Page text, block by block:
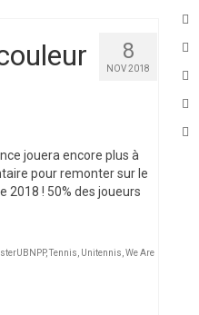
8
NOV 2018
jouera encore plus à
pour remonter sur le
2018 ! 50% des joueurs
,Tennis Unitennis We Are